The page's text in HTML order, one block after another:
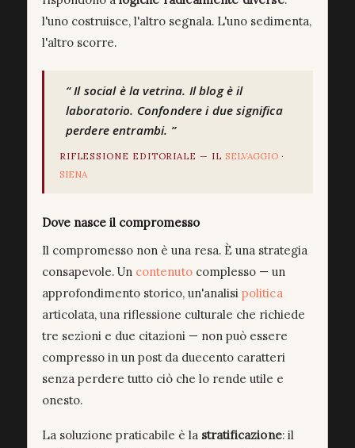
l'uno costruisce, l'altro segnala. L'uno sedimenta,
l'altro scorre.
Il social è la vetrina. Il blog è il
laboratorio. Confondere i due significa
perdere entrambi.
RIFLESSIONE EDITORIALE — IL SELVAGGIO·
SIENA
Dove nasce il compromesso
Il compromesso non è una resa. È una strategia
consapevole. Un contenutocomplesso — un
approfondimento storico, un'analisi politica
articolata, una riflessione culturale che richiede
tre sezioni e due citazioni — non può essere
compresso in un post da duecento caratteri
senza perdere tutto ciò che lo rende utile e
onesto.
La soluzione praticabile è la stratificazione: il